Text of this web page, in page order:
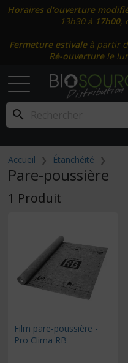
Horaires d'ouverture
13h30 à 17h00,
Fermeture estivaleà partir
Ré-ouverturele
search
Accueil Étanchéité
Pare-poussière
1 Produit
Film pare-poussière -
Pro Clima RB